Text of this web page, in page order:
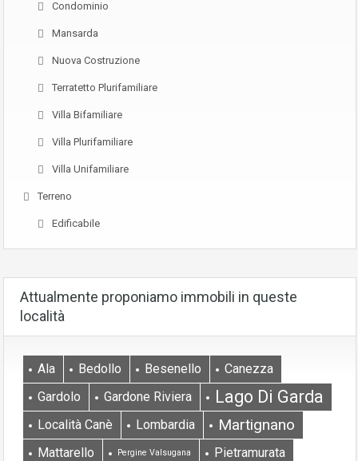
Condominio
Mansarda
Nuova Costruzione
Terratetto Plurifamiliare
Villa Bifamiliare
Villa Plurifamiliare
Villa Unifamiliare
Terreno
Edificabile
Attualmente proponiamo immobili in queste
località
Ala Bedollo Besenello
Canezza
Gardolo
Gardone Riviera Lago Di Garda
Località Canè Lombardia Martignano
Mattarello Pergine Valsugana
Pietramurata